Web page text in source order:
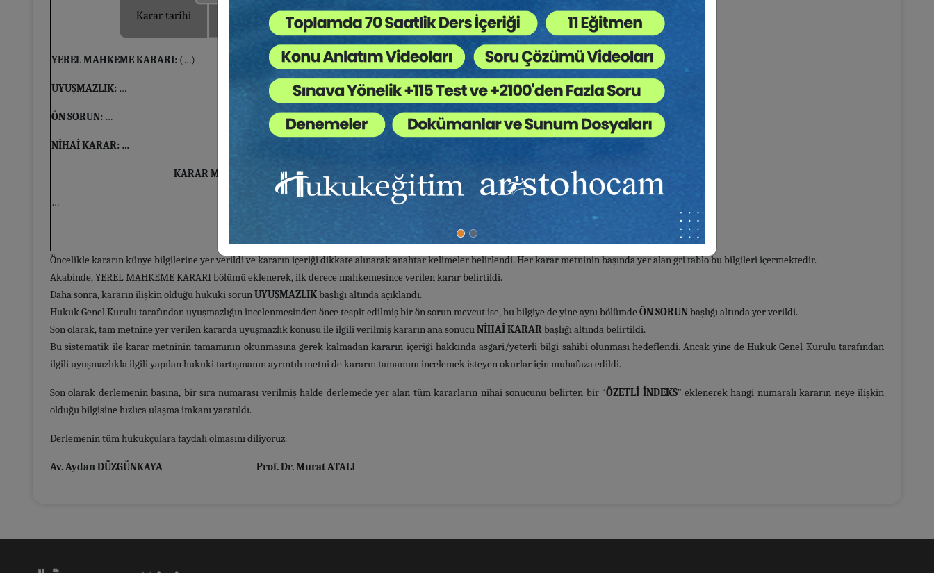
YEREL MAHKEME KARARI: (…)
UYUŞMAZLIK: …
ÖN SORUN: …
NİHAİ KARAR: …
KARAR METNİ
…
Öncelikle kararın künye bilgilerine yer verildi ve kararın içeriği dikkate alınarak anahtar kelimeler belirlendi. Her karar metninin başında yer alan gri tablo bu bilgileri içermektedir.
Akabinde, YEREL MAHKEME KARARI bölümü eklenerek, ilk derece mahkemesince verilen karar belirtildi.
Daha sonra, kararın ilişkin olduğu hukuki sorunUYUŞMAZLIKbaşlığı altında açıklandı.
Hukuk Genel Kurulu tarafından uyuşmazlığın incelenmesinden önce tespit edilmiş bir ön sorun mevcut ise, bu bilgiye de yine aynı bölümde ÖN SORUNbaşlığı altında yer verildi.
Son olarak, tam metnine yer verilen kararda uyuşmazlık konusu ile ilgili verilmiş kararın ana sonucuNİHAİ KARARbaşlığı altında belirtildi.
Bu sistematik ile karar metninin tamamının okunmasına gerek kalmadan kararın içeriği hakkında asgari/yeterli bilgi sahibi olunması hedeflendi. Ancak yine de Hukuk Genel Kurulu tarafından
ilgili uyuşmazlıkla ilgili yapılan hukuki tartışmanın ayrıntılı metni de kararın tamamını incelemek isteyen okurlar için muhafaza edildi.
Son olarak derlemenin başına, bir sıra numarası verilmiş halde derlemede yer alan tüm kararların nihai sonucunu belirten bir “ÖZETLİ İNDEKS” eklenerek hangi numaralı kararın neye ilişkin
olduğu bilgisine hızlıca ulaşma imkanı yaratıldı.
Derlemenin tüm hukukçulara faydalı olmasını diliyoruz.
Av. Aydan DÜZGÜNKAYA Prof. Dr. Murat ATALI